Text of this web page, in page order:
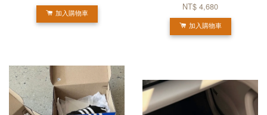
加入購物車
NT$ 4,680
加入購物車